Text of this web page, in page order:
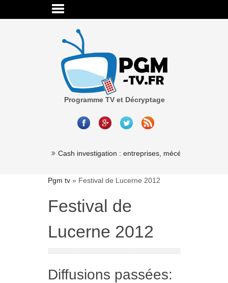
Programme TV et Décryptage
Cash investigation : entreprises, mécénat,
Pgm tv » Festival de Lucerne 2012
Festival de
Lucerne 2012
Diffusions passées: